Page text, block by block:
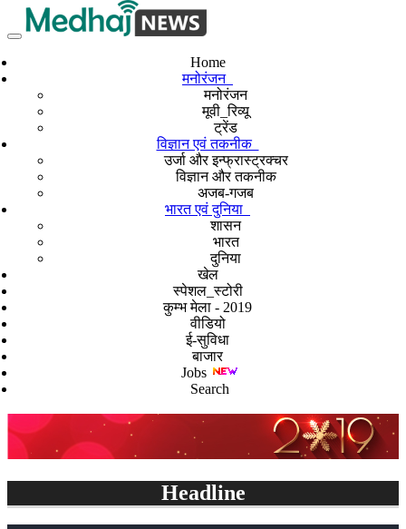
Home
मनोरंजन
मनोरंजन
मूवी_रिव्यू
ट्रेंड
विज्ञान एवं तकनीक
उर्जा और इन्फ्रास्ट्रक्चर
विज्ञान और तकनीक
अजब-गजब
भारत एवं दुनिया
शासन
भारत
दुनिया
खेल
स्पेशल_स्टोरी
कुम्भ मेला - 2019
वीडियो
ई-सुविधा
बाजार
Jobs
Search
Headline